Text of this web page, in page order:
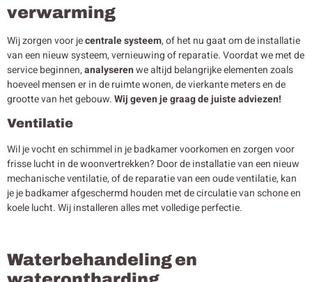
verwarming
Wij zorgen voor jecentrale systeem, of het nu gaat om de installatie
van een nieuw systeem, vernieuwing of reparatie. Voordat we met de
service beginnen,analyserenwe altijd belangrijke elementen zoals
hoeveel mensen er in de ruimte wonen, de vierkante meters en de
grootte van het gebouw.Wij geven je graag de juiste adviezen!
Ventilatie
Wil je vocht en schimmel in je badkamer voorkomen en zorgen voor
frisse lucht in de woonvertrekken? Door de installatie van een nieuw
mechanische ventilatie, of de reparatie van een oude ventilatie, kan
je je badkamer afgeschermd houden met de circulatie van schone en
koele lucht. Wij installeren alles met volledige perfectie.
Waterbehandeling en